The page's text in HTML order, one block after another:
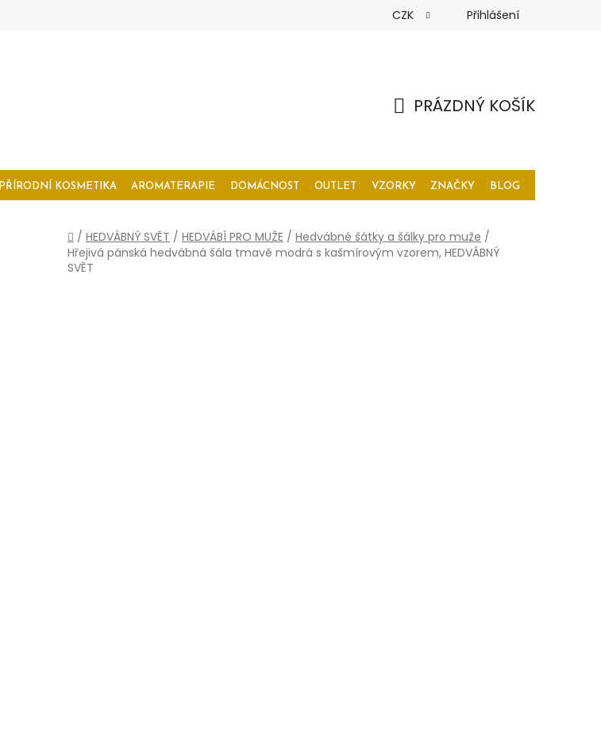
CZK Přihlášení
PRÁZDNÝ KOŠÍK
PŘÍRODNÍ KOSMETIKA AROMATERAPIE DOMÁCNOST OUTLET VZORKY ZNAČKY BLOG
Domů
/ HEDVÁBNÝ SVĚT / HEDVÁBÍ PRO MUŽE / Hedvábné šátky a šálky pro muže /
Hřejivá pánská hedvábná šála tmavě modrá s kašmírovým vzorem, HEDVÁBNÝ
SVĚT